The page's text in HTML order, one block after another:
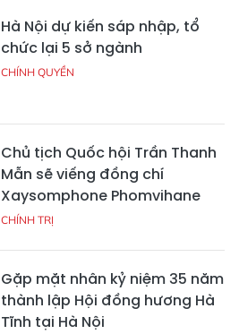
Hà Nội dự kiến sáp nhập, tổ
chức lại 5 sở ngành
CHÍNH QUYỀN
Chủ tịch Quốc hội Trần Thanh
Mẫn sẽ viếng đồng chí
Xaysomphone Phomvihane
CHÍNH TRỊ
Gặp mặt nhân kỷ niệm 35 năm
thành lập Hội đồng hương Hà
Tĩnh tại Hà Nội